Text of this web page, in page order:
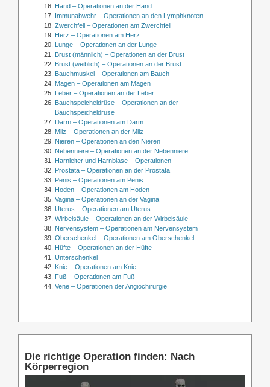
Hand – Operationen an der Hand
Immunabwehr – Operationen an den Lymphknoten
Zwerchfell – Operationen am Zwerchfell
Herz – Operationen am Herz
Lunge – Operationen an der Lunge
Brust (männlich) – Operationen an der Brust
Brust (weiblich) – Operationen an der Brust
Bauchmuskel – Operationen am Bauch
Magen – Operationen am Magen
Leber – Operationen an der Leber
Bauchspeicheldrüse – Operationen an der
Bauchspeicheldrüse
Darm – Operationen am Darm
Milz – Operationen an der Milz
Nieren – Operationen an den Nieren
Nebenniere – Operationen an der Nebenniere
Harnleiter und Harnblase – Operationen
Prostata – Operationen an der Prostata
Penis – Operationen am Penis
Hoden – Operationen am Hoden
Vagina – Operationen an der Vagina
Uterus – Operationen am Uterus
Wirbelsäule – Operationen an der Wirbelsäule
Nervensystem – Operationen am Nervensystem
Oberschenkel – Operationen am Oberschenkel
Hüfte – Operationen an der Hüfte
Unterschenkel
Knie – Operationen am Knie
Fuß – Operationen am Fuß
Vene – Operationen der Angiochirurgie
Die richtige Operation finden: Nach
Körperregion